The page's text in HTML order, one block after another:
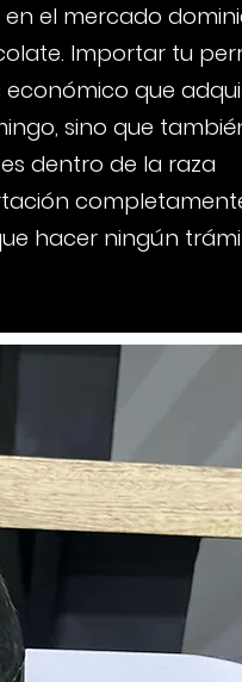
el mercado
Importar tu
que
sino que
dentro de la raza
hacer ningún